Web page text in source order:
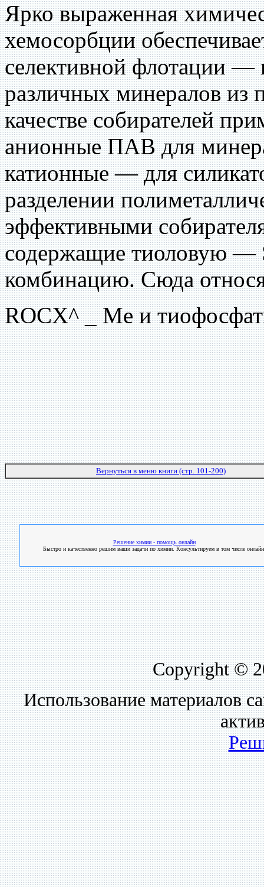
Ярко выраженная
хемосорбции
селективной флотации —
различных минералов из
качестве собирателей
анионные ПАВ для
катионные — для
разделении
эффективными
содержащие тиоловую —
комбинацию. Сюда
ROCX^ _ Me и
Вернуться в меню книги (стр. 101-200)
Решение химии - помощь онлайн
Быстро и качественно решим ваши задачи по химии. Консультируем в том числе
Copyright ©
Использование материалов